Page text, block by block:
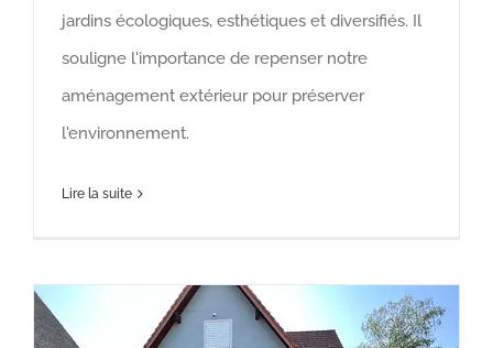
jardins écologiques, esthétiques et diversifiés. Il
souligne l'importance de repenser notre
aménagement extérieur pour préserver
l'environnement.
Lire la suite